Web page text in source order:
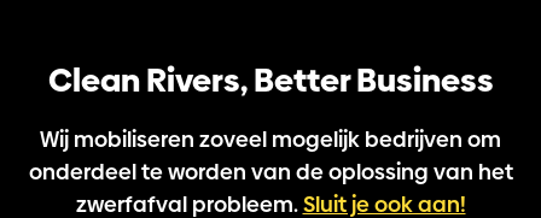
Clean Rivers, Better Business
Wij mobiliseren zoveel mogelijk bedrijven om
onderdeel te worden van de oplossing van het
zwerfafval probleem.Sluit je ook aan!